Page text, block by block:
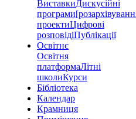
ВиставкиДискусійні
програми
проектиЦифрові
розповідіПублікації
Освітнє
Освітня
платформаЛітні
школиКурси
Бібліотека
Календар
Крамниця